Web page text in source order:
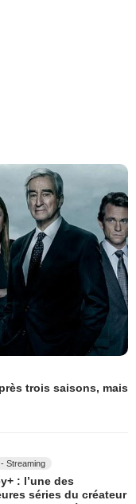
trois saisons, mais
Streaming
: l’une des
séries du créateur